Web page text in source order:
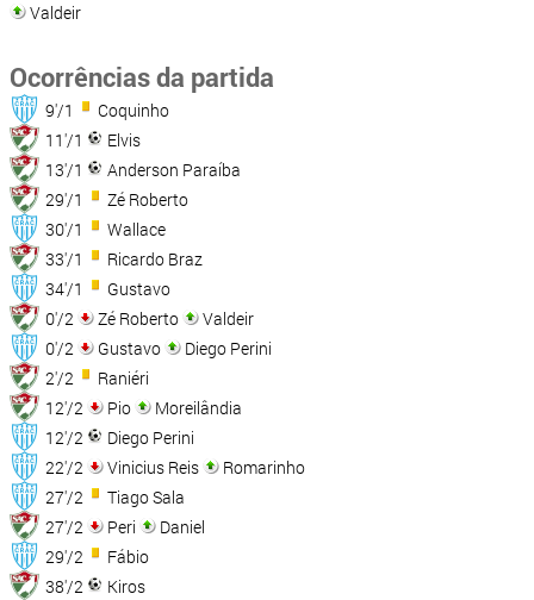
Valdeir
Ocorrências da partida
9'/1
Coquinho
11'/1
Elvis
13'/1
Anderson Paraíba
29'/1
Zé Roberto
30'/1
Wallace
33'/1
Ricardo Braz
34'/1
Gustavo
0'/2
Zé Roberto
Valdeir
0'/2
Gustavo
Diego Perini
2'/2
Raniéri
12'/2
Pio
Moreilândia
12'/2
Diego Perini
22'/2
Vinicius Reis
Romarinho
27'/2
Tiago Sala
27'/2
Peri
Daniel
29'/2
Fábio
38'/2
Kiros